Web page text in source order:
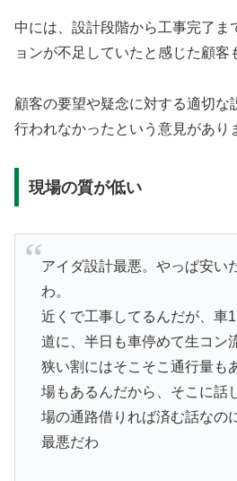
中には、設計段階から工事完了ま
ョンが不足していたと感じた顧客
顧客の要望や疑念に対する適切な
行われなかったという意見があり
現場の質が低い
アイダ設計最悪。やっぱ安い
わ。
近くで工事してるんだが、車
道に、半日も車停めて生コン
狭い割にはそこそこ通行量も
場もあるんだから、そこに話
場の通路借りれば済む話なの
最悪だわ